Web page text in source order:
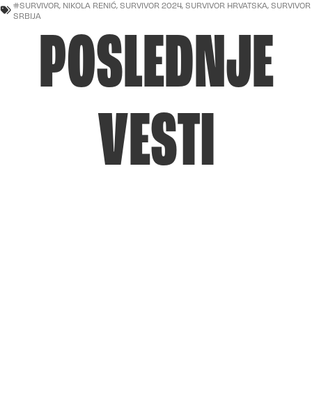
#SURVIVOR, NIKOLA RENIĆ, SURVIVOR 2024, SURVIVOR HRVATSKA, SURVIVOR
SRBIJA
POSLEDNJE
VESTI